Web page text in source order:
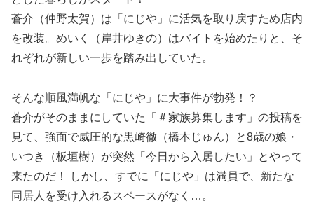
蒼介（仲野太賀）は「にじや」に活気を取り戻すため店内
を改装。めいく（岸井ゆきの）はバイトを始めたりと、そ
れぞれが新しい一歩を踏み出していた。
そんな順風満帆な「にじや」に大事件が勃発！？
蒼介がそのままにしていた「＃家族募集します」の投稿を
見て、強面で威圧的な黒崎徹（橋本じゅん）と8歳の娘・
いつき（板垣樹）が突然「今日から入居したい」とやって
来たのだ！ しかし、すでに「にじや」は満員で、新たな
同居人を受け入れるスペースがなく…。